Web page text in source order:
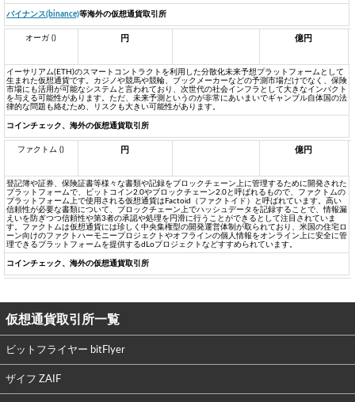
バイナンス(binance)等海外の仮想通貨取引所
オーガ () 円 億円
イーサリアム(ETH)のスマートコントラクトを利用した分散化未来予想プラットフォームとして
生まれた仮想通貨です。カジノや競馬や競輪、ブックメーカーなどの予測市場だけでなく、保険
市場にも活用が可能なシステムと言われており、次世代の社会インフラとして大きなインパクト
を与える可能性があります。ただ、未来予測というのが非常にあいまいでギャンブル自体国の法
律的な問題も絡むため、リスクも大きい可能性があります。
コインチェック、海外の仮想通貨取引所
ファクトム () 円 億円
登記簿や証券、保険証書等様々な書類や記録をブロックチェーン上に管理するために開発された
プラットフォームで、ビットコイン2.0やブロックチェーン2.0と呼ばれるもので、ファクトムの
プラットフォーム上で使用される仮想通貨はFactoid（ファクトイド）と呼ばれています。高い
信頼性が必要な書類について、ブロックチェーン上でハッシュデータを記録することで、情報漏
えいを防ぎつつ信頼性や第3者の承認や処理を円滑に行うことができるとして注目されていま
す。ファクトムは仮想通貨には珍しく中央集権型の開発運営体制が取られており、米国の住宅ロ
ーン向けのファクトハーモニープロジェクトやオフラインの個人情報をオンライン上に安全に管
理できるプラットフォームを提供するdLoプロジェクトなどすすめられています。
コインチェック、海外の仮想通貨取引所
仮想通貨取引所一覧
ビットフライヤー bitFlyer
ザイフ ZAIF